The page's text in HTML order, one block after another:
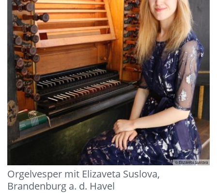
© Elizaveta Suslova
Orgelvesper mit Elizaveta Suslova,
Brandenburg a. d. Havel